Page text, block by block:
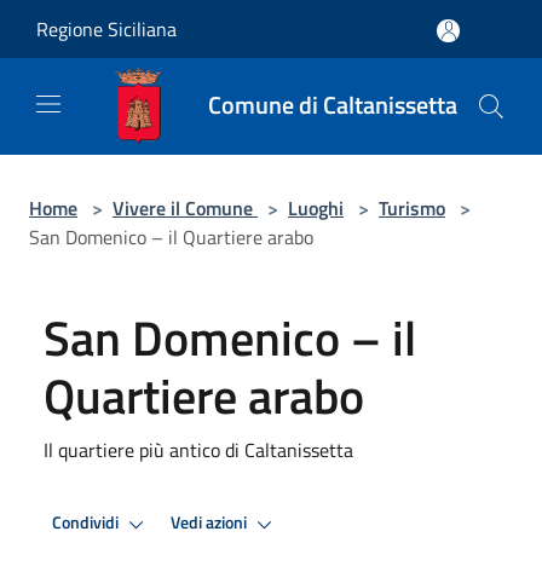
Regione Siciliana
Comune di Caltanissetta
Home > Vivere il Comune > Luoghi > Turismo >
San Domenico – il Quartiere arabo
San Domenico – il
Quartiere arabo
Il quartiere più antico di Caltanissetta
Condividi Vedi azioni